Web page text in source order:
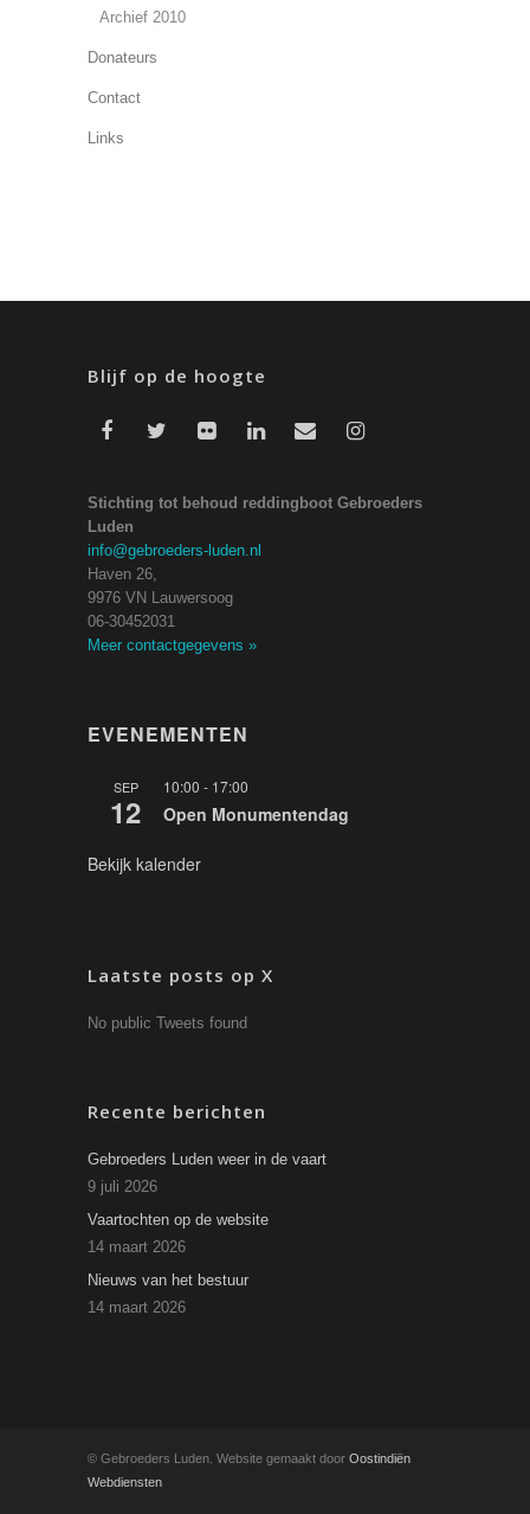
Archief 2010
Donateurs
Contact
Links
Blijf op de hoogte
Stichting tot behoud reddingboot Gebroeders
Luden
info@gebroeders-luden.nl
Haven 26,
9976 VN Lauwersoog
06-30452031
Meer contactgegevens »
EVENEMENTEN
SEP
12
10:00 - 17:00
Open Monumentendag
Bekijk kalender
Laatste posts op X
No public Tweets found
Recente berichten
Gebroeders Luden weer in de vaart
9 juli 2026
Vaartochten op de website
14 maart 2026
Nieuws van het bestuur
14 maart 2026
© Gebroeders Luden. Website gemaakt door Oostindiën
Webdiensten